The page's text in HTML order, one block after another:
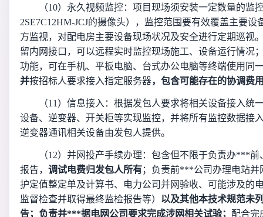
（10） 永久视频监控：项目现场须安装一定数量的监
2SE7C12HM-JCJ的摄像头），监控范围要有效覆盖主要
方监视，对配电房主要设备现场状况及安全进行定期巡视
留内网接口，可以远程实时监控现场施工、设备运行情况
功能，可在手机、平板电脑、台式办公电脑等终端使用同
并按招标人要求接入指定服务器，包含可能存在的协调费
（11） 信息接入：根据发包人要求将相关设备接入统
设备、逆变器、开关柜等实现监控，并将所有监控数据接
逆变器通讯相关设备由发包人提供。
（12） 并网投产手续办理：包含但不限于负责办***
报告， 调试电费归发包人所有；负责前***公司办理电站并
护定值整定单及计算书、电力公司并网验收、可能涉及的
监督检查并取得最终监检报告等） 以及其他本技术规范未
告；负责并***据电网公司要求完成涉网相关试验； 配合完